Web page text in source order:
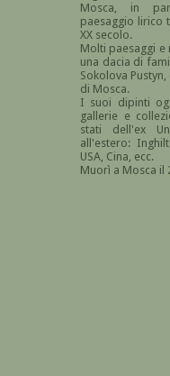
Mosca, in
paesaggio lirico
XX secolo.
Molti paesaggi
una dacia di
Sokolova
di Mosca.
I suoi dipinti
gallerie e
stati dell'ex
all'estero:
USA, Cina, ecc.
Muorì a Mosca il